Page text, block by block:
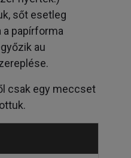
sőt esetleg
papírforma
au
csak egy meccset